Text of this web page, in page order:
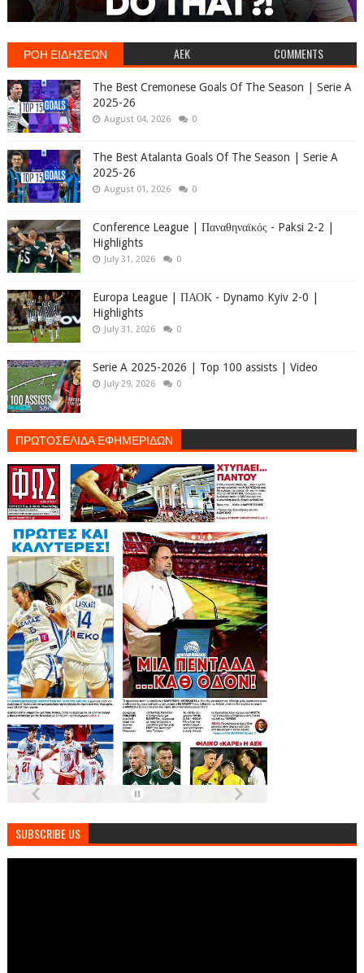
ΡΟΗ ΕΙΔΗΣΕΩΝ AEK COMMENTS
The Best Cremonese Goals Of The Season | Serie A
2025-26
August 04, 2026 0
The Best Atalanta Goals Of The Season | Serie A
2025-26
August 01, 2026 0
Conference League | Παναθηναϊκός - Paksi 2-2 |
Highlights
July 31, 2026 0
Europa League | ΠΑΟΚ - Dynamo Kyiv 2-0 |
Highlights
July 31, 2026 0
Serie A 2025-2026 | Top 100 assists | Video
July 29, 2026 0
ΠΡΩΤΟΣΕΛΙΔΑ ΕΦΗΜΕΡΙΔΩΝ
SUBSCRIBE US